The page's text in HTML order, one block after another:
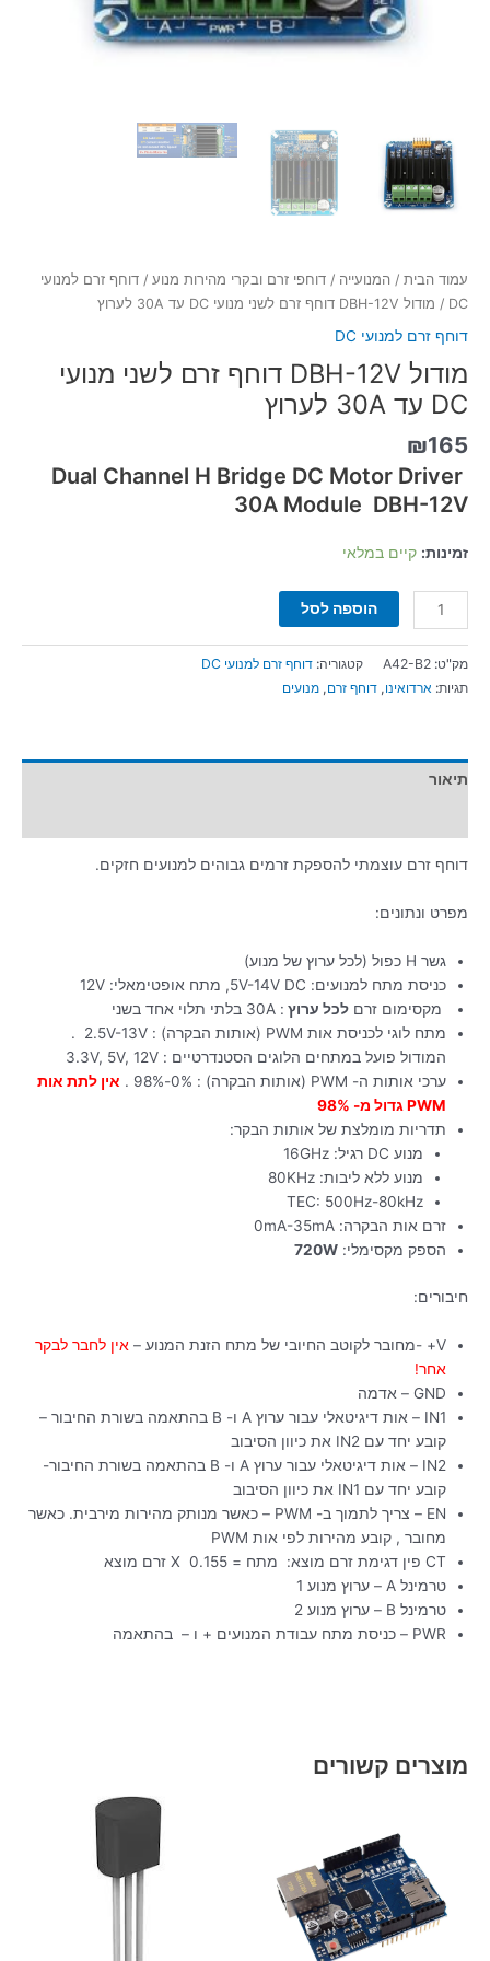
עמוד הבית / המנועייה / דוחפי זרם ובקרי מהירות מנוע / דוחף זרם למנועי
DC / מודול DBH-12V דוחף זרם לשני מנועי DC עד 30A לערוץ
דוחף זרם למנועי DC
מודול DBH-12V דוחף זרם לשני מנועי
DC עד 30A לערוץ
₪165
Dual Channel H Bridge DC Motor Driver
30A Module DBH-12V
זמינות: קיים במלאי
הוספה לסל
מק"ט: A42-B2 קטגוריה: דוחף זרם למנועי DC
תגיות: ארדואינו , דוחף זרם , מנועים
תיאור
דוחף זרם עוצמתי להספקת זרמים גבוהים למנועים חזקים.
מפרט ונתונים:
גשר H כפול (לכל ערוץ של מנוע)
כניסת מתח למנועים: 5V-14V DC, מתח אופטימאלי: 12V
מקסימום זרם לכל ערוץ : 30A בלתי תלוי אחד בשני
מתח לוגי לכניסת אות PWM (אותות הבקרה) : 2.5V-13V .
המודול פועל במתחים הלוגים הסטנדרטיים : 3.3V, 5V, 12V
ערכי אותות ה- PWM (אותות הבקרה) : 0%-98% .
אין לתת אות
PWM גדול מ- 98%
תדריות מומלצת של אותות הבקר:
מנוע DC רגיל: 16GHz
מנוע ללא ליבות: 80KHz
TEC: 500Hz-80kHz
זרם אות הבקרה: 0mA-35mA
הספק מקסימלי: 720W
חיבורים:
V+ -מחובר לקוטב החיובי של מתח הזנת המנוע –
אין לחבר לבקר
אחר!
GND – אדמה
IN1 – אות דיגיטאלי עבור ערוץ A ו- B בהתאמה בשורת החיבור –
קובע יחד עם IN2 את כיוון הסיבוב
IN2 – אות דיגיטאלי עבור ערוץ A ו- B בהתאמה בשורת החיבור-
קובע יחד עם IN1 את כיוון הסיבוב
EN – צריך לתמוך ב- PWM – כאשר מנותק מהירות מירבית. כאשר
מחובר , קובע מהירות לפי אות PWM
CT פין דגימת זרם מוצא: מתח = 0.155 X זרם מוצא
טרמינל A – ערוץ מנוע 1
טרמינל B – ערוץ מנוע 2
PWR – כניסת מתח עבודת המנועים + ו – בהתאמה
מוצרים קשורים